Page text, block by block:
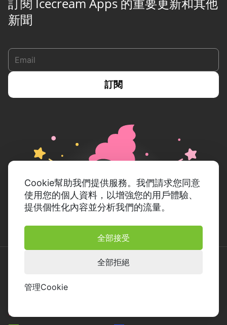
Cookie幫助我們提供服務。我們請求您同意
使用您的個人資料，以增強您的用戶體驗、
提供個性化內容並分析我們的流量。
全部接受
全部拒絕
管理Cookie
新聞
PDF Editor